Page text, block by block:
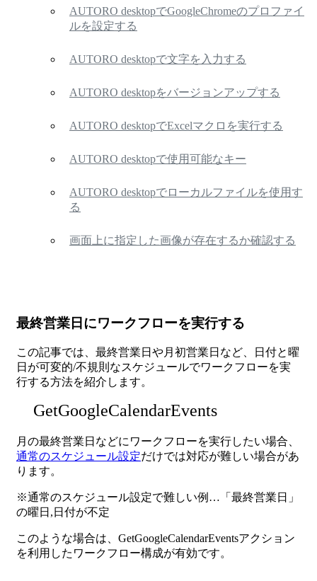
AUTORO desktopでGoogleChromeのプロファイ
ルを設定する
AUTORO desktopで文字を入力する
AUTORO desktopをバージョンアップする
AUTORO desktopでExcelマクロを実行する
AUTORO desktopで使用可能なキー
AUTORO desktopでローカルファイルを使用す
る
画面上に指定した画像が存在するか確認する
最終営業日にワークフローを実行する
この記事では、最終営業日や月初営業日など、日付と曜
日が可変的/不規則なスケジュールでワークフローを実
行する方法を紹介します。
GetGoogleCalendarEvents
月の最終営業日などにワークフローを実行したい場合、
通常のスケジュール設定だけでは対応が難しい場合があ
ります。
※通常のスケジュール設定で難しい例…「最終営業日」
の曜日,日付が不定
このような場合は、GetGoogleCalendarEventsアクション
を利用したワークフロー構成が有効です。